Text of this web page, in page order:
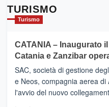
TURISMO
Turismo
CATANIA – Inaugurato
Catania e Zanzibar
SAC, società di gestione
e Neos, compagnia aerea
l'avvio del nuovo